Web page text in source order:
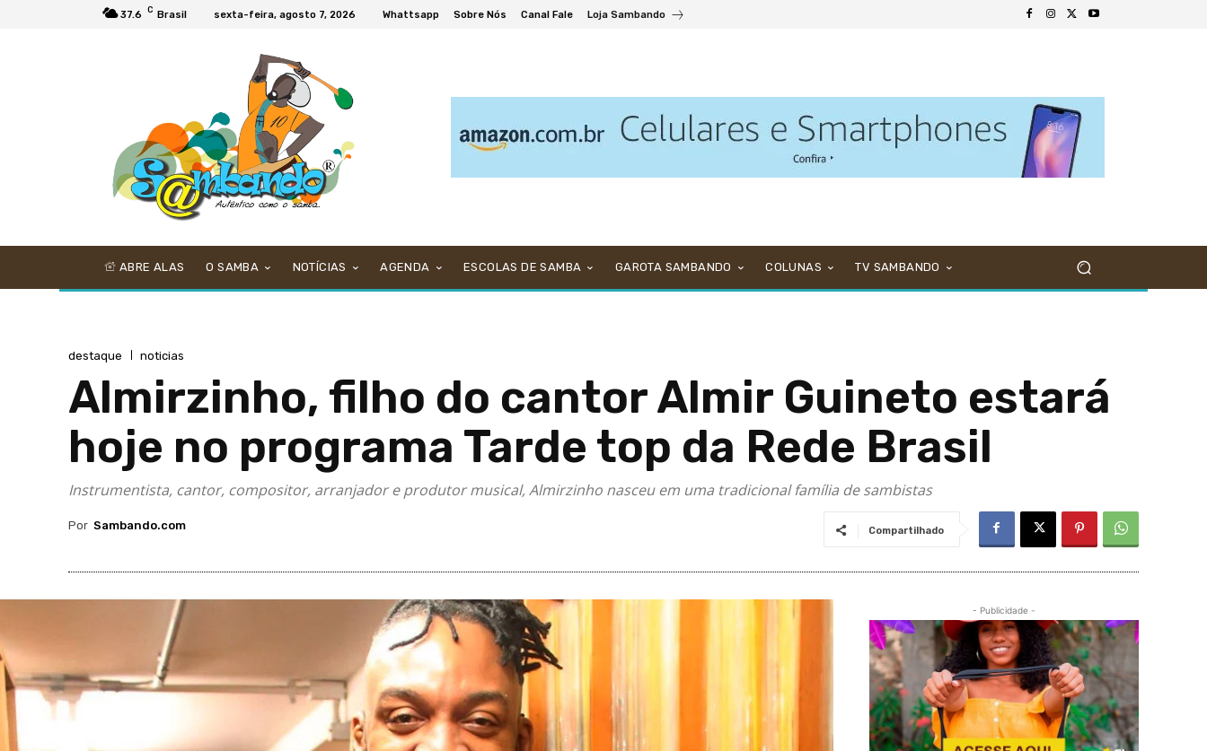
37.6 C Brasil sexta-feira, agosto 7, 2026 Whattsapp Sobre Nós Canal Fale Loja Sambando
ABRE ALAS O SAMBA NOTÍCIAS AGENDA ESCOLAS DE SAMBA GAROTA SAMBANDO COLUNAS TV SAMBANDO
destaque noticias
Almirzinho, filho do cantor Almir Guineto estará
hoje no programa Tarde top da Rede Brasil
Instrumentista, cantor, compositor, arranjador e produtor musical, Almirzinho nasceu em uma tradicional família de sambistas
Por Sambando.com Compartilhado
- Publicidade -